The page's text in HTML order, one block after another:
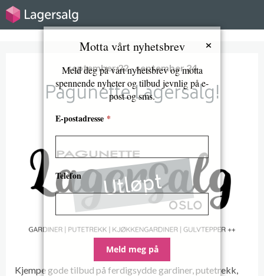
september 22 - september 24
Pagunette Lagersalg!
Utløpt
Kjempe gode tilbud på ferdigsydde gardiner, putetrekk,
×
Motta vårt nyhetsbrev
Meld deg på vårt nyhetsbrev og motta
spennende nyheter og tilbud jevnlig på e-
post og sms.
E-postadresse *
Telefon